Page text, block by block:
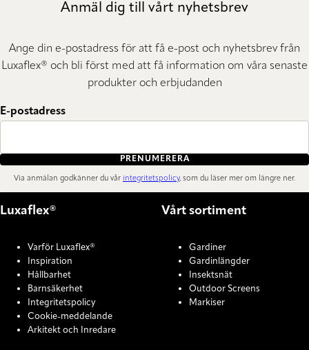
Anmäl dig till vårt nyhetsbrev
Ange din e-postadress för att få e-post och nyhetsbrev från
Luxaflex® och bli först med att få information om våra senaste
produkter och erbjudanden
E-postadress
PRENUMERERA
Via anmälan godkänner du vår integritetspolicy, som du läser mer om längre ner.
Luxaflex®
Varför Luxaflex®
Inspiration
Hållbarhet
Barnsäkerhet
Integritetspolicy
Cookie-meddelande
Arkitekt och Inredare
Vårt sortiment
Gardiner
Gardinlängder
Insektsnät
Outdoor Screens
Markiser